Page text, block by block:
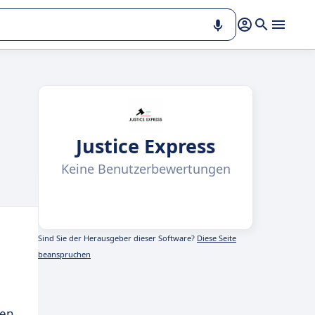
Justice Express
Keine Benutzerbewertungen
Sind Sie der Herausgeber dieser Software? Diese Seite
beanspruchen